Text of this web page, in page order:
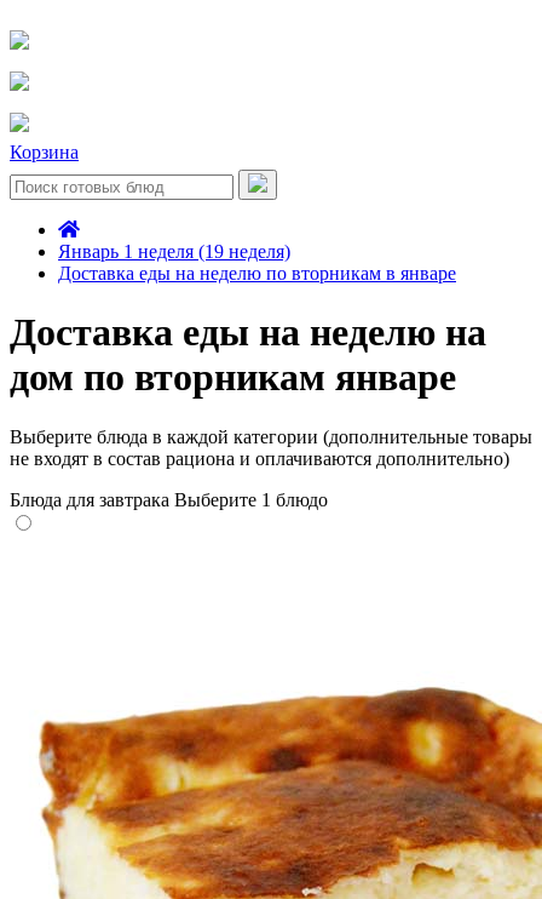
Корзина
Январь 1 неделя (19 неделя)
Доставка еды на неделю по вторникам в январе
Доставка еды на неделю на
дом по вторникам январе
Выберите блюда в каждой категории (дополнительные товары
не входят в состав рациона и оплачиваются дополнительно)
Блюда для завтрака Выберите 1 блюдо